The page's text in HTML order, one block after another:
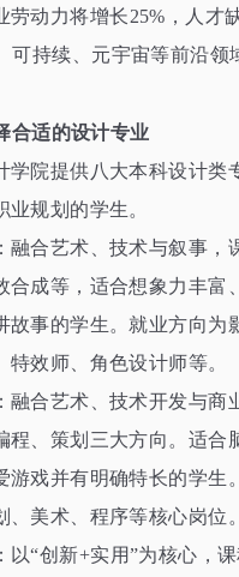
劳动力将增长25% ，人才
、可持续、元宇宙等前沿领
合适的设计专业
学院提供八大本科设计类
业规划的学生。
融合艺术、技术与叙事，
合成等，适合想象力丰富
故事的学生。就业方向为
特效师、角色设计师等。
融合艺术、技术开发与商
程、策划三大方向。适合
游戏并有明确特长的学生
、美术、程序等核心岗位。
以“创新+实用”为核心，